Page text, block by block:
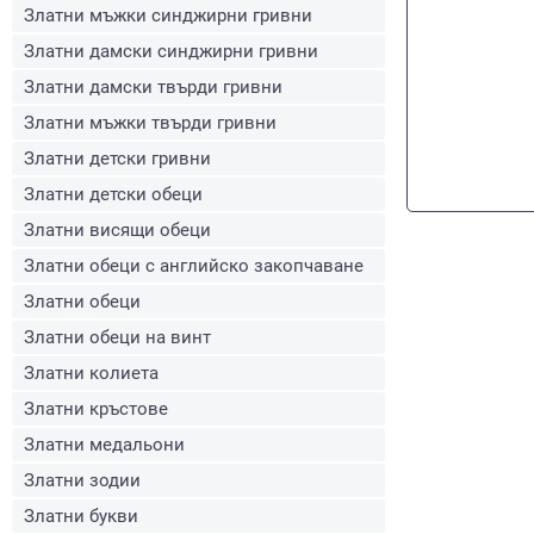
Златни мъжки синджирни гривни
Златни дамски синджирни гривни
Златни дамски твърди гривни
Златни мъжки твърди гривни
Златни детски гривни
Златни детски обеци
Златни висящи обеци
Златни обеци с английско закопчаване
Златни обеци
Златни обеци на винт
Златни колиета
Златни кръстове
Златни медальони
Златни зодии
Златни букви